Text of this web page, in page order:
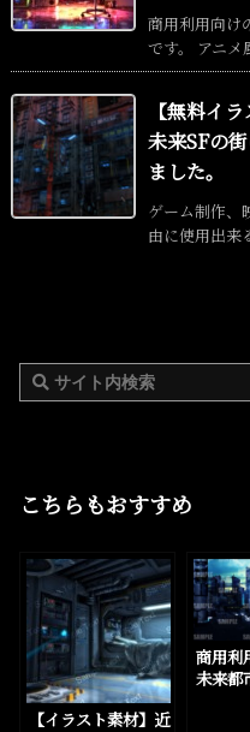
商用利用向け
です。 アニメ
【無料イ
未来SFの
ました。
ゲーム制作、
由に使用出来
こちらもおすすめ
【イラスト素材】近
商用利
未来都